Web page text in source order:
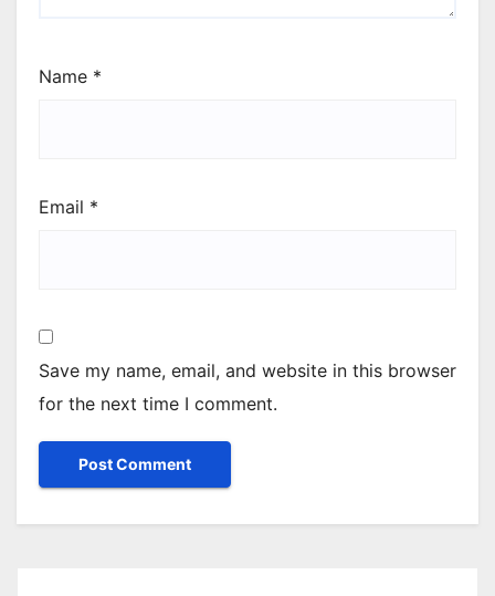
Name *
Email *
Save my name, email, and website in this browser
for the next time I comment.